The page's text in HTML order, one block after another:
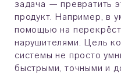
задача — превратить
продукт. Например, в
помощью на
нарушителями. Цель
системы не просто
быстрыми, точными и